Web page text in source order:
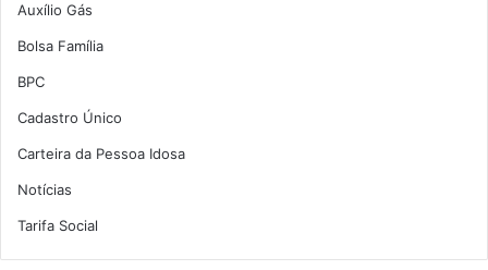
Auxílio Gás
Bolsa Família
BPC
Cadastro Único
Carteira da Pessoa Idosa
Notícias
Tarifa Social